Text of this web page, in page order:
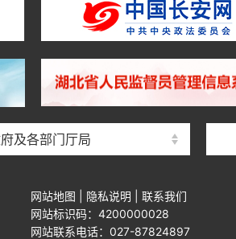
及各部门厅局
网站地图 隐私说明
联系我们
网站标识码：4200000028
网站联系电话：027-87824897